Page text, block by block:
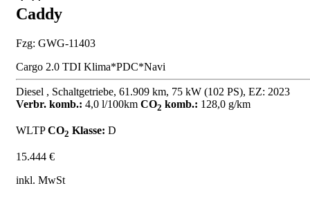
Caddy
Fzg: GWG-11403
Cargo 2.0 TDI Klima*PDC*Navi
Diesel , Schaltgetriebe, 61.909 km, 75 kW (102 PS), EZ: 2023
Verbr. komb.: 4,0 l/100km CO2 komb.: 128,0 g/km
WLTPCO2 Klasse: D
15.444 €
inkl. MwSt